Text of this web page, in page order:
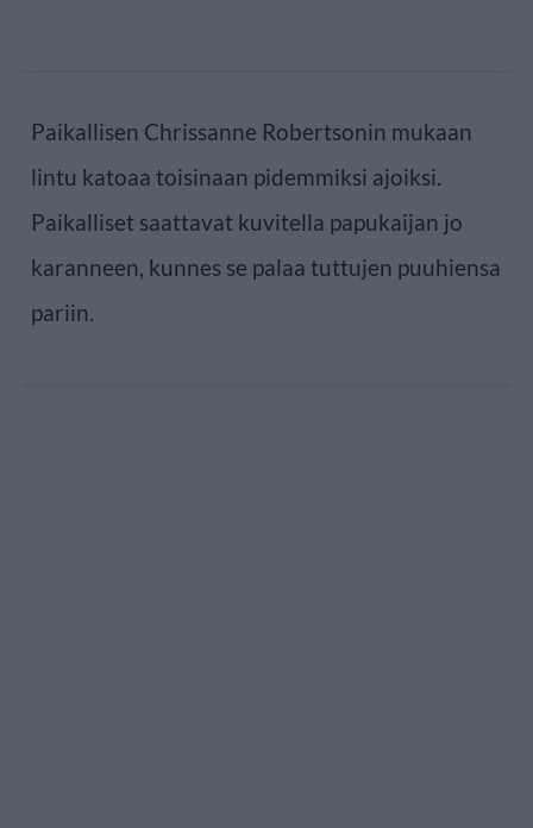
Paikallisen Chrissanne Robertsonin mukaan
lintu katoaa toisinaan pidemmiksi ajoiksi.
Paikalliset saattavat kuvitella papukaijan jo
karanneen, kunnes se palaa tuttujen puuhiensa
pariin.